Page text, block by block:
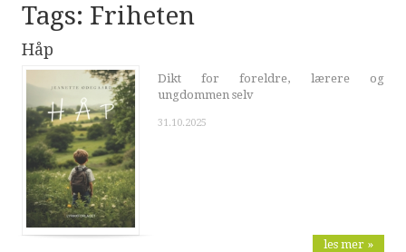
Tags: Friheten
Håp
Dikt for foreldre, lærere og
ungdommen selv
31.10.2025
les mer »